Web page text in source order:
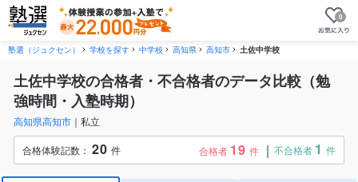
0
塾選（ジュクセン） 学校を探す 中学校 高知県 高知市 土佐中学校
土佐中学校の合格者・不合格者のデータ比較（勉
強時間・入塾時期）
高知県高知市 私立
合格体験記数：20 件 合格者 19 件 不合格者 1 件